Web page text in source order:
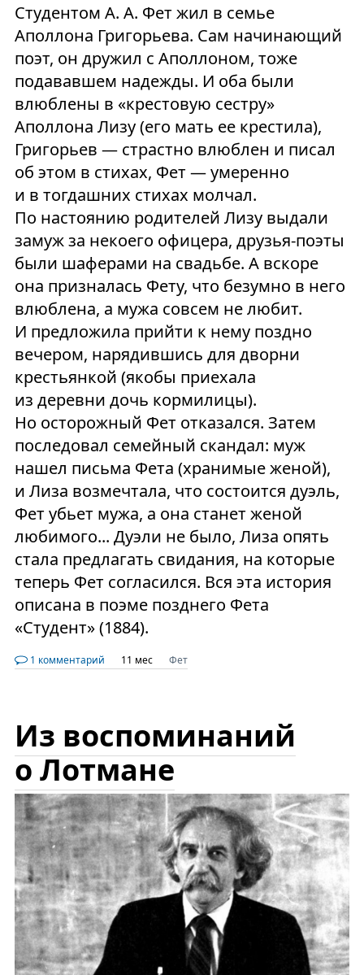
Студентом А. А. Фет жил в семье
Аполлона Григорьева. Сам начинающий
поэт, он дружил с Аполлоном, тоже
подававшем надежды. И оба были
влюблены в «крестовую сестру»
Аполлона Лизу (его мать ее крестила),
Григорьев — страстно влюблен и писал
об этом в стихах, Фет — умеренно
и в тогдашних стихах молчал.
По настоянию родителей Лизу выдали
замуж за некоего офицера, друзья-поэты
были шаферами на свадьбе. А вскоре
она призналась Фету, что безумно в него
влюблена, а мужа совсем не любит.
И предложила прийти к нему поздно
вечером, нарядившись для дворни
крестьянкой (якобы приехала
из деревни дочь кормилицы).
Но осторожный Фет отказался. Затем
последовал семейный скандал: муж
нашел письма Фета (хранимые женой),
и Лиза возмечтала, что состоится дуэль,
Фет убьет мужа, а она станет женой
любимого... Дуэли не было, Лиза опять
стала предлагать свидания, на которые
теперь Фет согласился. Вся эта история
описана в поэме позднего Фета
«Студент» (1884).
1 комментарий 11 мес Фет
Из воспоминаний
о Лотмане